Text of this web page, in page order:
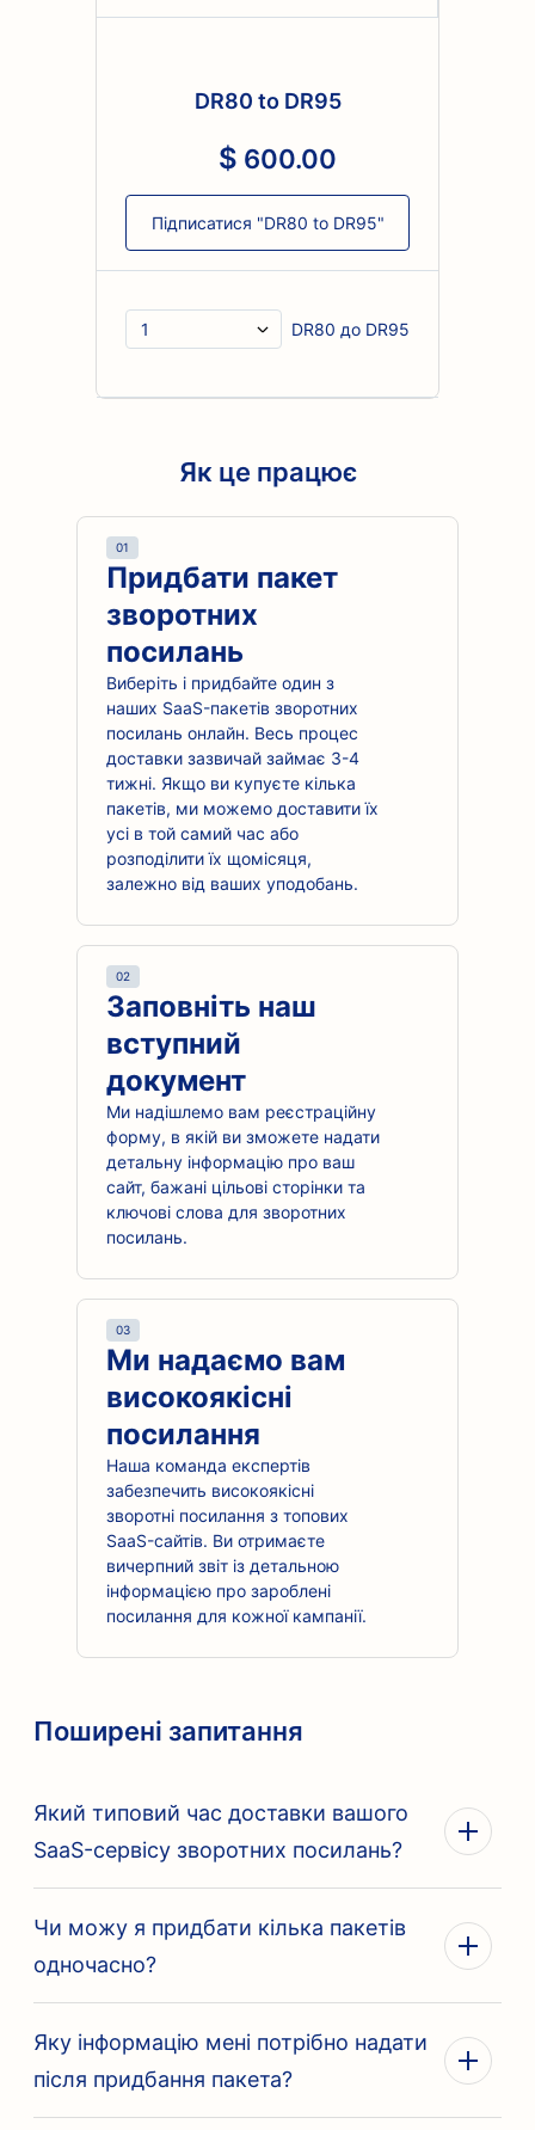
DR80 to DR95
600.00
Підписатися "DR80 to DR95"
DR80 до DR95
Як це працює
01
Придбати пакет
зворотних
посилань
Виберіть і придбайте один з
наших SaaS-пакетів зворотних
посилань онлайн. Весь процес
доставки зазвичай займає 3-4
тижні. Якщо ви купуєте кілька
пакетів, ми можемо доставити їх
усі в той самий час або
розподілити їх щомісяця,
залежно від ваших уподобань.
02
Заповніть наш
вступний
документ
Ми надішлемо вам реєстраційну
форму, в якій ви зможете надати
детальну інформацію про ваш
сайт, бажані цільові сторінки та
ключові слова для зворотних
посилань.
03
Ми надаємо вам
високоякісні
посилання
Наша команда експертів
забезпечить високоякісні
зворотні посилання з топових
SaaS-сайтів. Ви отримаєте
вичерпний звіт із детальною
інформацією про зароблені
посилання для кожної кампанії.
Поширені запитання
Який типовий час доставки вашого
SaaS-сервісу зворотних посилань?
Чи можу я придбати кілька пакетів
одночасно?
Яку інформацію мені потрібно надати
після придбання пакета?